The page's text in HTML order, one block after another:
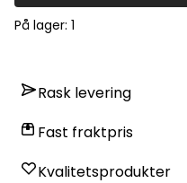
pålitelige kast *Hard-utgaven av EXO er glattere og stivere,
noe som kan være gunstig
foretrekker et fastere grep
På lager: 1
Rask levering
Fast fraktpris
Kvalitetsprodukter